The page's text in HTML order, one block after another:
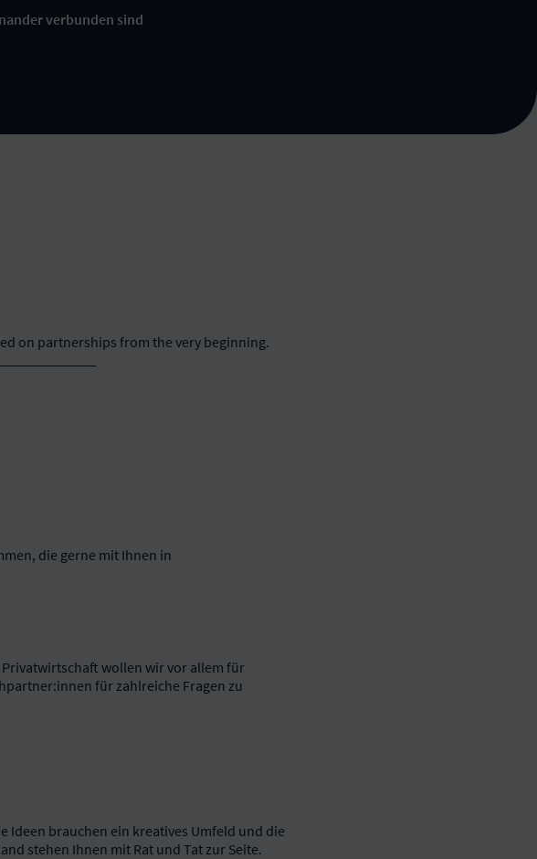
verbunden sind
on partnerships from the very beginning.
die gerne mit Ihnen in
wollen wir vor allem für
für zahlreiche Fragen zu
Ideen brauchen ein kreatives Umfeld und die
stehen Ihnen mit Rat und Tat zur Seite.